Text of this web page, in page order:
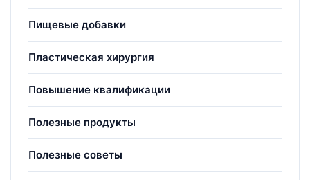
Пищевые добавки
Пластическая хирургия
Повышение квалификации
Полезные продукты
Полезные советы